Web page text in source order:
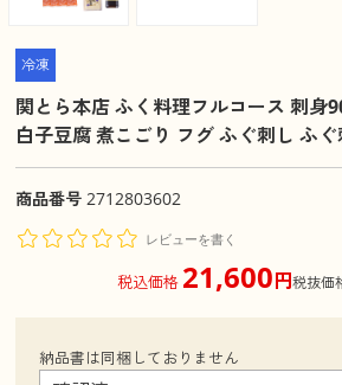
冷凍
関とら本店 ふく料理フルコース 刺身
白子豆腐 煮こごり フグ ふぐ刺し ふぐ
商品番号 2712803602
レビューを書く
税込価格 21,600円税抜価
納品書は同梱しておりません